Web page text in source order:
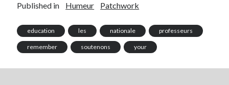
Published in Humeur Patchwork
education les nationale professeurs
remember soutenons your